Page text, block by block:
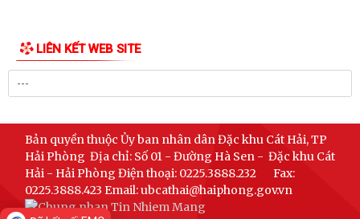
hành pháp luật trong khai thác...
Đặc khu Cát Hải triển khai quyết liệt các biện pháp cấp bách phòng
Khơi dậy tinh thần khởi nghiệp, tạo động lực phát triển kinh tế tư nhân
Kết luận của Tổng Bí thư, Chủ tịch nước Tô Lâm về đánh giá nguồn lực
phát triển đất nước
Du khách Thanh Hóa gửi thư cảm ơn lực lượng Công an đặc khu Cát
LIÊN KẾT WEB SITE
Bản quyền thuộc Ủy ban nhân dân Đặc khu Cát Hải, TP
Hải Phòng Địa chỉ: Số 01 - Đường Hà Sen - Đặc khu Cát
Hải - Hải Phòng Điện thoại: 0225.3888.232
Fax:
0225.3888.423 Email: ubcathai@haiphong.gov.vn